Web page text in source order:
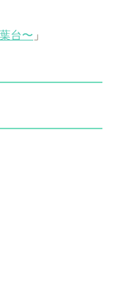
台〜 」